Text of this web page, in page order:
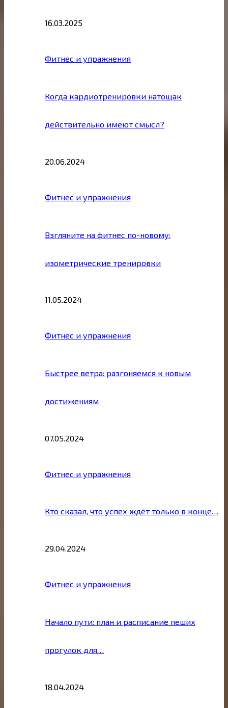
16.03.2025
Фитнес и упражнения
Когда кардиотренировки натощак
действительно имеют смысл?
20.06.2024
Фитнес и упражнения
Взгляните на фитнес по-новому:
изометрические тренировки
11.05.2024
Фитнес и упражнения
Быстрее ветра: разгоняемся к новым
достижениям
07.05.2024
Фитнес и упражнения
Кто сказал, что успех ждёт только в конце…
29.04.2024
Фитнес и упражнения
Начало пути: план и расписание пеших
прогулок для…
18.04.2024